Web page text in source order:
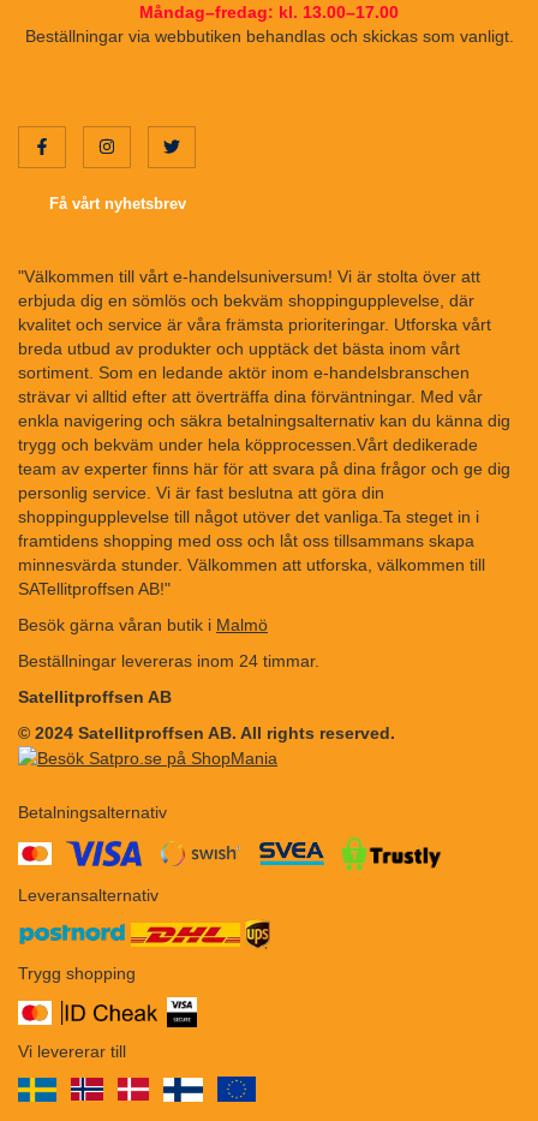
Måndag–fredag: kl. 13.00–17.00
Beställningar via webbutiken behandlas och skickas som vanligt.
Få vårt nyhetsbrev
"Välkommen till vårt e-handelsuniversum! Vi är stolta över att
erbjuda dig en sömlös och bekväm shoppingupplevelse, där
kvalitet och service är våra främsta prioriteringar. Utforska vårt
breda utbud av produkter och upptäck det bästa inom vårt
sortiment. Som en ledande aktör inom e-handelsbranschen
strävar vi alltid efter att överträffa dina förväntningar. Med vår
enkla navigering och säkra betalningsalternativ kan du känna dig
trygg och bekväm under hela köpprocessen.Vårt dedikerade
team av experter finns här för att svara på dina frågor och ge dig
personlig service. Vi är fast beslutna att göra din
shoppingupplevelse till något utöver det vanliga.Ta steget in i
framtidens shopping med oss och låt oss tillsammans skapa
minnesvärda stunder. Välkommen att utforska, välkommen till
SATellitproffsen AB!"
Besök gärna våran butik i Malmö
Beställningar levereras inom 24 timmar.
Satellitproffsen AB
© 2024 Satellitproffsen AB. All rights reserved.
Betalningsalternativ
Leveransalternativ
Trygg shopping
Vi levererar till